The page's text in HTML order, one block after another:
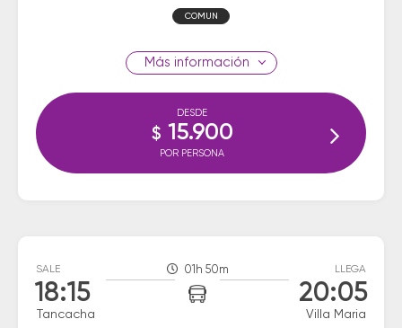
COMUN
información
DESDE
$ 15.900
POR PERSONA
SALE
18:15
Tancacha
01h 50m LLEGA
20:05
Villa Maria